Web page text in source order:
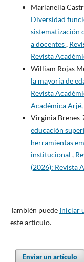
Marianella
Diversidad
sistematización
a docentes,
Revista
William Rojas
la mayoría de
Revista
Académica
Virginia Brenes-
educación
herramientas
institucional ,
(2026): Revista
También puede Iniciar
este artículo.
Enviar un artículo